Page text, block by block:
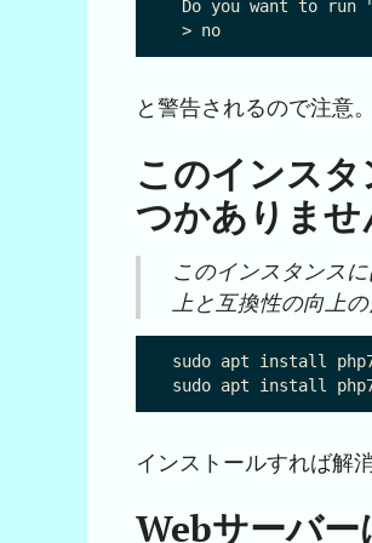
Do you want to
と警告されるので注意。
このインス
つかありませ
このインスタンス
上と互換性の向上
sudo apt install
インストールすれば解消
Webサーバ